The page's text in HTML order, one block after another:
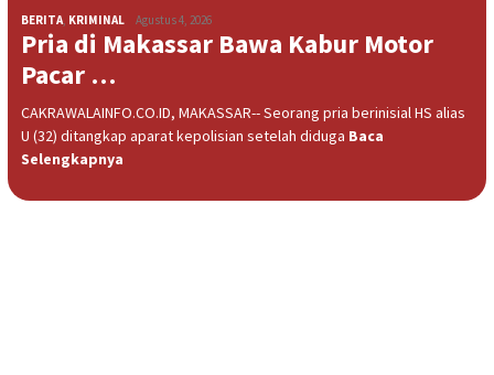
BERITA, KRIMINAL Agustus 4, 2026
Pria di Makassar Bawa Kabur Motor
Pacar …
CAKRAWALAINFO.CO.ID, MAKASSAR-- Seorang pria berinisial HS alias
U (32) ditangkap aparat kepolisian setelah diduga Baca
Selengkapnya